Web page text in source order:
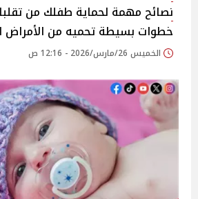
نصائح مهمة لحماية طفلك من
خطوات بسيطة تحميه من الأمراض
الخميس 26/مارس/2026 - 12:16 ص